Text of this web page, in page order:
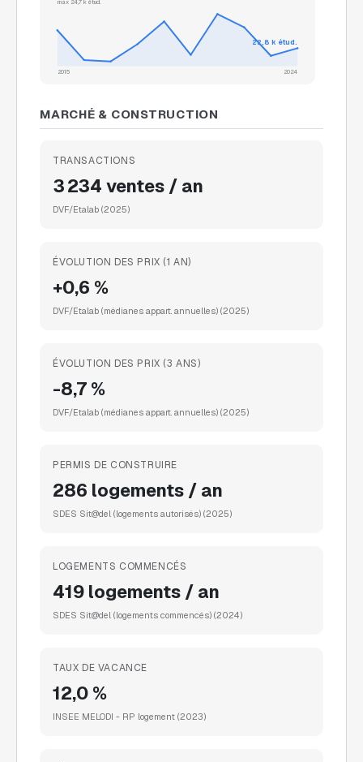
max 24,7 k étud.
2015 2024
22,8 k étud.
MARCHÉ & CONSTRUCTION
TRANSACTIONS
3 234 ventes / an
DVF/Etalab (2025)
ÉVOLUTION DES PRIX (1 AN)
+0,6 %
DVF/Etalab (médianes appart. annuelles) (2025)
ÉVOLUTION DES PRIX (3 ANS)
-8,7 %
DVF/Etalab (médianes appart. annuelles) (2025)
PERMIS DE CONSTRUIRE
286 logements / an
SDES Sit@del (logements autorisés) (2025)
LOGEMENTS COMMENCÉS
419 logements / an
SDES Sit@del (logements commencés) (2024)
TAUX DE VACANCE
12,0 %
INSEE MELODI - RP logement (2023)